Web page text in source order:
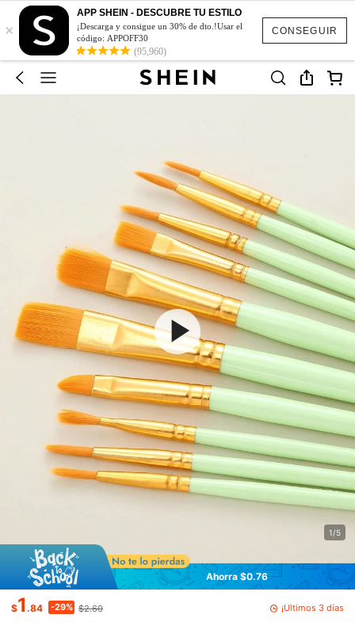
CONSEGUIR
×
APP SHEIN - DESCUBRE TU ESTILO
¡Descarga y consigue un 30% de dto.!Usar el
código: APPOFF30
(95,960)
1/5
Ahorra $0.76
$1.84 -29% $2.60 ¡Últimos 3 días